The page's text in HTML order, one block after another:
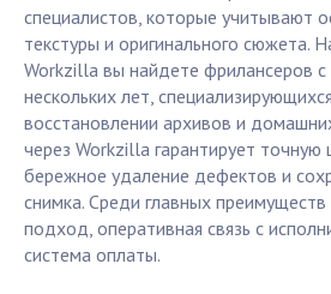
специалистов, которые учитывают
текстуры и оригинального сюжета.
Workzilla вы найдете фрилансеров
нескольких лет,
восстановлении архивов и
через Workzilla гарантирует точную
бережное удаление дефектов и
снимка. Среди главных
подход, оперативная связь с
система оплаты.